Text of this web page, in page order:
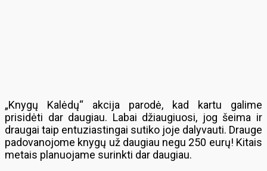
„Knygų Kalėdų“ akcija parodė, kad kartu galime
prisidėti dar daugiau. Labai džiaugiuosi, jog šeima ir
draugai taip entuziastingai sutiko joje dalyvauti. Drauge
padovanojome knygų už daugiau negu 250 eurų! Kitais
metais planuojame surinkti dar daugiau.